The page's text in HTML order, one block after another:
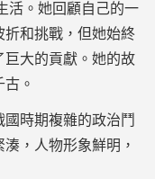
活。她回顧自己的一
折和挑戰，但她始終
巨大的貢獻。她的故
。
國時期複雜的政治鬥
，人物形象鮮明，